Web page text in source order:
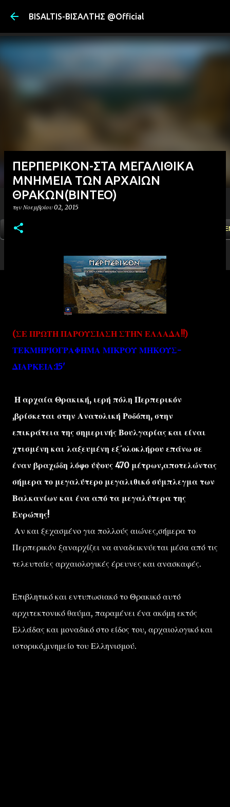
BISALTIS-ΒΙΣΑΛΤΗΣ @Official
ΑΡΧΙΚΗ
ΠΕΡΠΕΡΙΚΟΝ-ΣΤΑ ΜΕΓΑΛΙΘΙΚΑ
ΜΝΗΜΕΙΑ ΤΩΝ ΑΡΧΑΙΩΝ
ΘΡΑΚΩΝ(ΒΙΝΤΕΟ)
την Νοεμβρίου 02, 2015
(ΣΕ ΠΡΩΤΗ ΠΑΡΟΥΣΙΑΣΗ ΣΤΗΝ ΕΛΛΑΔΑ!!)
ΤΕΚΜΗΡΙΟΓΡΑΦΗΜΑ ΜΙΚΡΟΥ ΜΗΚΟΥΣ-
ΔΙΑΡΚΕΙΑ:15'
Η αρχαία Θρακική, ιερή πόλη Περπερικόν
,βρίσκεται στην Ανατολική Ροδόπη, στην
επικράτεια της σημερινής Βουλγαρίας και είναι
χτισμένη και λαξευμένη εξ΄ολοκλήρου επάνω σε
έναν βραχώδη λόφο ύψους 470 μέτρων,αποτελώντας
σήμερα το μεγαλύτερο μεγαλιθικό σύμπλεγμα των
Βαλκανίων και ένα από τα μεγαλύτερα της
Ευρώπης!
Αν και ξεχασμένο για πολλούς αιώνες,σήμερα το
Περπερικόν ξαναρχίζει να αναδεικνύεται μέσα από τις
τελευταίες αρχαιολογικές έρευνες και ανασκαφές.
Επιβλητικό και εντυπωσιακό το Θρακικό αυτό
αρχιτεκτονικό θαύμα, παραμένει ένα ακόμη εκτός
Ελλάδας και μοναδικό στο είδος του, αρχαιολογικό και
ιστορικό,μνημείο του Ελληνισμού.